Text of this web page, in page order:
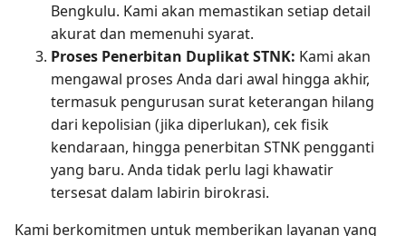
Bengkulu. Kami akan memastikan setiap detail
akurat dan memenuhi syarat.
Proses Penerbitan Duplikat STNK: Kami akan
mengawal proses Anda dari awal hingga akhir,
termasuk pengurusan surat keterangan hilang
dari kepolisian (jika diperlukan), cek fisik
kendaraan, hingga penerbitan STNK pengganti
yang baru. Anda tidak perlu lagi khawatir
tersesat dalam labirin birokrasi.
Kami berkomitmen untuk memberikan layanan yang